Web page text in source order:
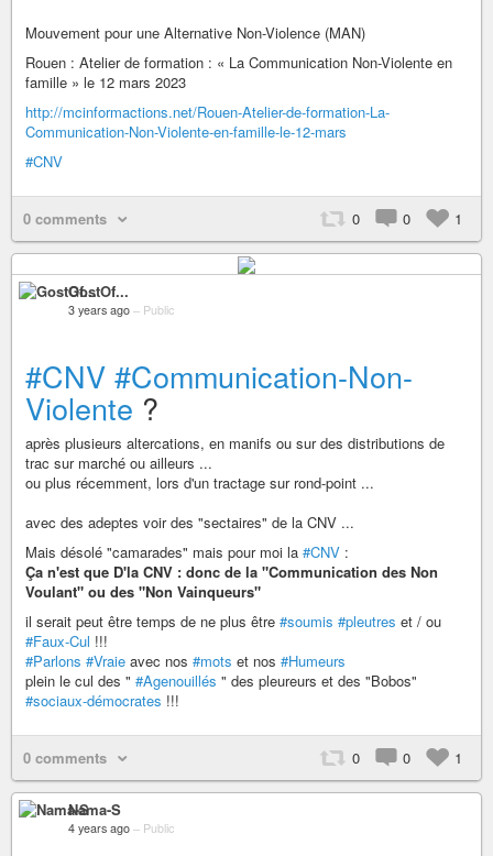
Mouvement pour une Alternative Non-Violence (MAN)
Rouen : Atelier de formation : « La Communication Non-Violente en
famille » le 12 mars 2023
http://mcinformactions.net/Rouen-Atelier-de-formation-La-
Communication-Non-Violente-en-famille-le-12-mars
#CNV
0 comments 0 0 1
GostOf...
3 years ago – Public
#CNV #Communication-Non-
Violente ?
après plusieurs altercations, en manifs ou sur des distributions de
trac sur marché ou ailleurs ...
ou plus récemment, lors d'un tractage sur rond-point ...
avec des adeptes voir des "sectaires" de la CNV ...
Mais désolé "camarades" mais pour moi la #CNV :
Ça n'est que D'la CNV : donc de la "Communication des Non
Voulant" ou des "Non Vainqueurs"
il serait peut être temps de ne plus être #soumis #pleutres et / ou
#Faux-Cul !!!
#Parlons #Vraie avec nos #mots et nos #Humeurs
plein le cul des " #Agenouillés " des pleureurs et des "Bobos"
#sociaux-démocrates !!!
0 comments 0 0 1
Nama-S
4 years ago – Public